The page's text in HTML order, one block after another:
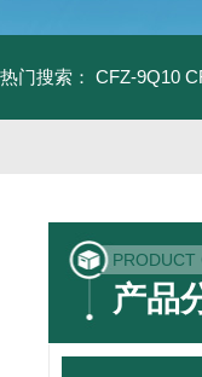
热门搜索： CFZ-9Q10
PRODUCT
产品